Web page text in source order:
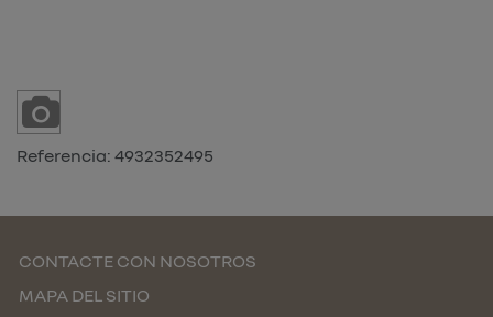
Referencia: 4932352495
CONTACTE CON NOSOTROS
MAPA DEL SITIO